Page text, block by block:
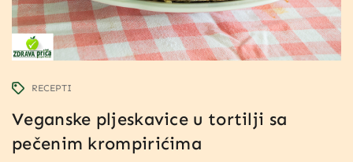
RECEPTI
Veganske pljeskavice u tortilji sa
pečenim krompirićima